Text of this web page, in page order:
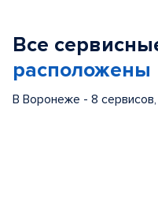
Все
расположены
В Воронеже - 8